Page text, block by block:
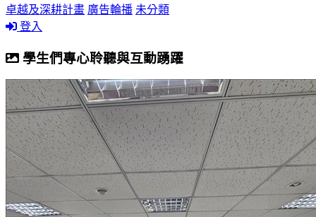
卓越及深耕計畫 廣告輪播 未分類
登入
學生們專心聆聽與互動踴躍